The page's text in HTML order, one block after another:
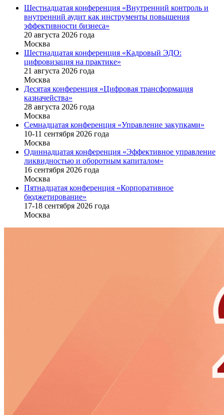
Шестнадцатая конференция «Внутренний контроль и
внутренний аудит как инструменты повышения
эффективности бизнеса»
20 августа 2026 года
Москва
Шестнадцатая конференция «Кадровый ЭДО:
цифровизация на практике»
21 августа 2026 года
Москва
Десятая конференция «Цифровая трансформация
казначейства»
28 августа 2026 года
Москва
Семнадцатая конференция «Управление закупками»
10-11 сентября 2026 года
Москва
Одиннадцатая конференция «Эффективное управление
ликвидностью и оборотным капиталом»
16 cентября 2026 года
Москва
Пятнадцатая конференция «Корпоративное
бюджетирование»
17-18 сентября 2026 года
Москва